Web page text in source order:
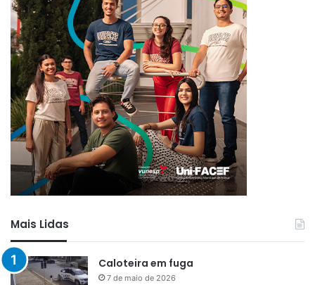
Mais Lidas
Caloteira em fuga
7 de maio de 2026